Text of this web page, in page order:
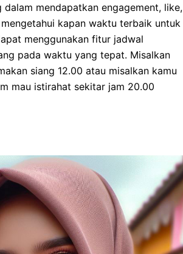
mendapatkan engagement, like,
kapan waktu terbaik untuk
menggunakan fitur jadwal
pada waktu yang tepat. Misalkan
siang 12.00 atau misalkan kamu
mau istirahat sekitar jam 20.00